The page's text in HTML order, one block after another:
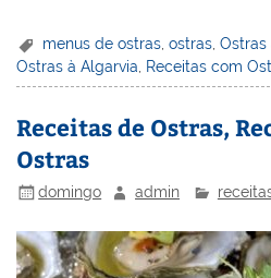
er
e
st
k
e
dI
n
c
e
b
o
o
k
itt
er
ai
l
menus de ostras ,ostras ,Ostras
Ostras à Algarvia, Receitas com
Receitas de Ostras,
Ostras
domingo admin